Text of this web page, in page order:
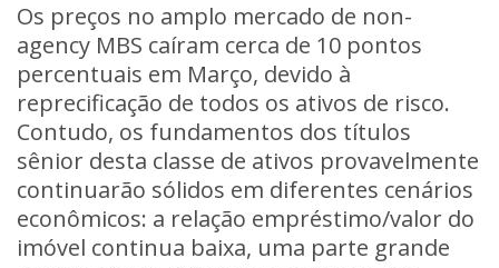
Os preços no amplo mercado de non-
agency MBS caíram cerca de 10 pontos
percentuais em Março, devido à
reprecificação de todos os ativos de risco.
Contudo, os fundamentos dos títulos
sênior desta classe de ativos provavelmente
continuarão sólidos em diferentes cenários
econômicos: a relação empréstimo/valor do
imóvel continua baixa, uma parte grande